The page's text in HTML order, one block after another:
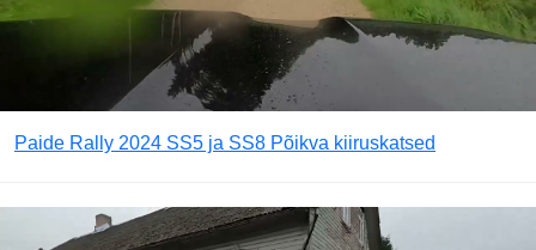
Paide Rally 2024 SS5 ja SS8 Põikva kiiruskatsed